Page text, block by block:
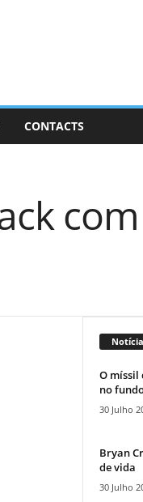
CONTACTS
O míssil
no
30 Julho
Bryan
de vida
30 Julho